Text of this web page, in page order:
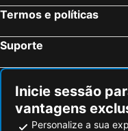
Fontecchio Hotéis na
Loreto Aprutino Hotéis na
Montorio al Vomano Hotéis na
Termos e políticas
Suporte
Inicie sessão
vantagens
Personalize a sua